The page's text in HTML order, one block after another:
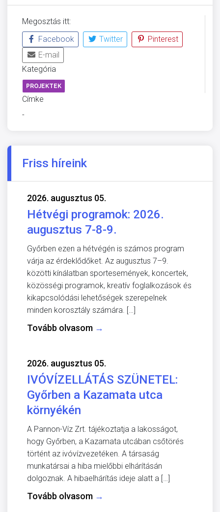
Megosztás itt:
Facebook
Twitter
Pinterest
E-mail
Kategória
PROJEKTEK
Címke
-
Friss híreink
2026. augusztus 05.
Hétvégi programok: 2026.
augusztus 7-8-9.
Győrben ezen a hétvégén is számos program
várja az érdeklődőket. Az augusztus 7–9.
közötti kínálatban sportesemények, koncertek,
közösségi programok, kreatív foglalkozások és
kikapcsolódási lehetőségek szerepelnek
minden korosztály számára. […]
Tovább olvasom →
2026. augusztus 05.
IVÓVÍZELLÁTÁS SZÜNETEL:
Győrben a Kazamata utca
környékén
A Pannon-Víz Zrt. tájékoztatja a lakosságot,
hogy Győrben, a Kazamata utcában csőtörés
történt az ivóvízvezetéken. A társaság
munkatársai a hiba mielőbbi elhárításán
dolgoznak. A hibaelhárítás ideje alatt a […]
Tovább olvasom →